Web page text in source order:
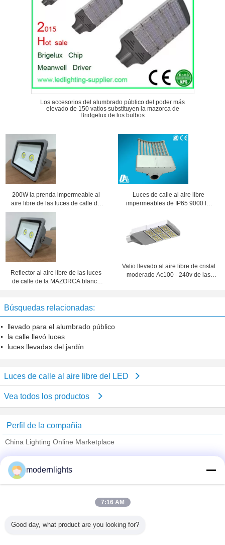
Los accesorios del alumbrado público del poder más
elevado de 150 vatios substituyen la mazorca de
Bridgelux de los bulbos
200W la prenda impermeable al
aire libre de las luces de calle de
la MAZORCA LED llevó luces de
inundación con ángulo de haz
160°
Luces de calle al aire libre
impermeables de IP65 9000 lm
Reflector al aire libre de las luces
de calle de la MAZORCA blanca
Vatio llevado al aire libre de cristal
moderado Ac100 - 240v de las
Búsquedas relacionadas:
llevado para el alumbrado público
la calle llevó luces
luces llevadas del jardín
Luces de calle al aire libre del LED
Vea todos los productos
Perfil de la compañía
China Lighting Online Marketplace
Trust Seal
Verified Suplier
Todos los productos
modernlights
7:16 AM
Good day, what product are you looking for?